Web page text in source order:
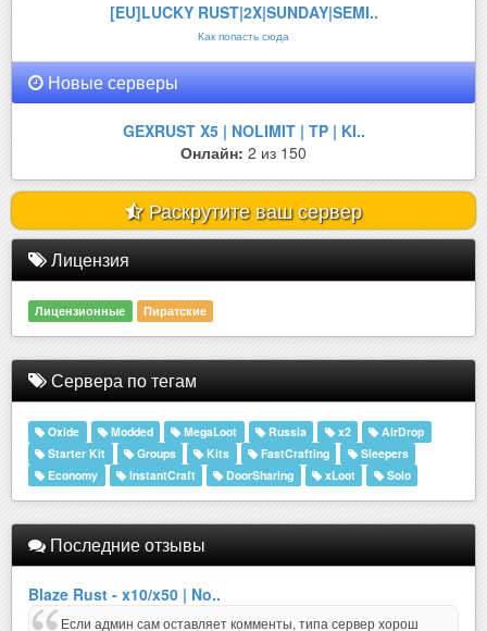
[EU]LUCKY RUST|2X|SUNDAY|SEMI..
Как попасть сюда
Новые серверы
GEXRUST X5 | NOLIMIT | TP | KI..
Онлайн: 2 из 150
Раскрутите ваш сервер
Лицензия
Лицензионные Пиратские
Сервера по тегам
Oxide Modded MegaLoot Russia x2
AirDrop
Starter Kit
Groups Kits FastCrafting
Sleepers
Economy
InstantCraft DoorSharing xLoot Solo
Последние отзывы
Blaze Rust - x10/x50 | No..
Если админ сам оставляет комменты, типа сервер хорош